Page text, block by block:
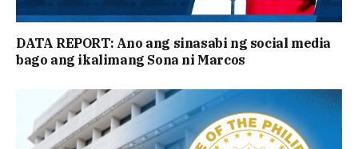
DATA REPORT: Ano ang sinasabi ng social media
bago ang ikalimang Sona ni Marcos